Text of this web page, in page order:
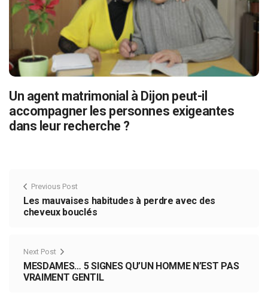
Un agent matrimonial à Dijon peut-il
accompagner les personnes exigeantes
dans leur recherche ?
Previous Post
Les mauvaises habitudes à perdre avec des
cheveux bouclés
Next Post
MESDAMES… 5 SIGNES QU’UN HOMME N’EST PAS
VRAIMENT GENTIL